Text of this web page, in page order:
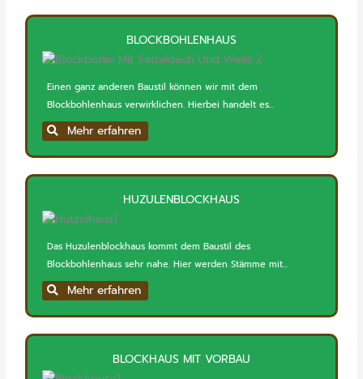
BLOCKBOHLENHAUS
Einen ganz anderen Baustil können wir mit dem
Blockbohlenhaus verwirklichen. Hierbei handelt es...
Mehr erfahren
HUZULENBLOCKHAUS
Das Huzulenblockhaus kommt dem Baustil des
Blockbohlenhaus sehr nahe. Hier werden Stämme mit...
Mehr erfahren
BLOCKHAUS MIT VORBAU